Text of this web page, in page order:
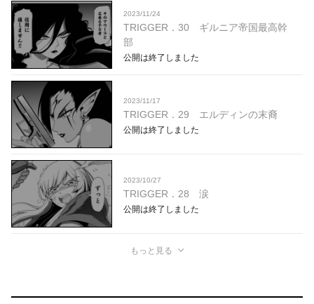
2023/11/24
TRIGGER．30 ギルニア帝国最高幹
部
公開は終了しました
2023/11/17
TRIGGER．29 エルディンの末裔
公開は終了しました
2023/10/27
TRIGGER．28 涙
公開は終了しました
もっと見る